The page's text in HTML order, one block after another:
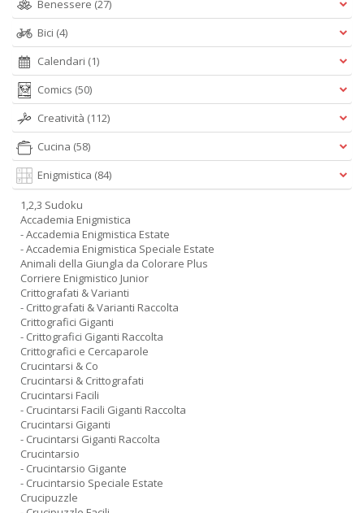
Benessere (27)
Bici (4)
Calendari (1)
Comics (50)
Creatività (112)
Cucina (58)
Enigmistica (84)
1,2,3 Sudoku
Accademia Enigmistica
- Accademia Enigmistica Estate
- Accademia Enigmistica Speciale Estate
Animali della Giungla da Colorare Plus
Corriere Enigmistico Junior
Crittografati & Varianti
- Crittografati & Varianti Raccolta
Crittografici Giganti
- Crittografici Giganti Raccolta
Crittografici e Cercaparole
Crucintarsi & Co
Crucintarsi & Crittografati
Crucintarsi Facili
- Crucintarsi Facili Giganti Raccolta
Crucintarsi Giganti
- Crucintarsi Giganti Raccolta
Crucintarsio
- Crucintarsio Gigante
- Crucintarsio Speciale Estate
Crucipuzzle